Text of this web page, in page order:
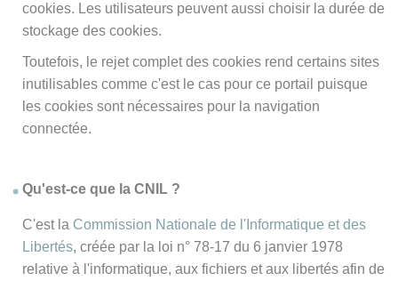
cookies. Les utilisateurs peuvent aussi choisir la durée de
stockage des cookies.
Toutefois, le rejet complet des cookies rend certains sites
inutilisables comme c'est le cas pour ce portail puisque
les cookies sont nécessaires pour la navigation
connectée.
Qu'est-ce que la CNIL ?
C'est la Commission Nationale de l'Informatique et des
Libertés, créée par la loi n° 78-17 du 6 janvier 1978
relative à l'informatique, aux fichiers et aux libertés afin de